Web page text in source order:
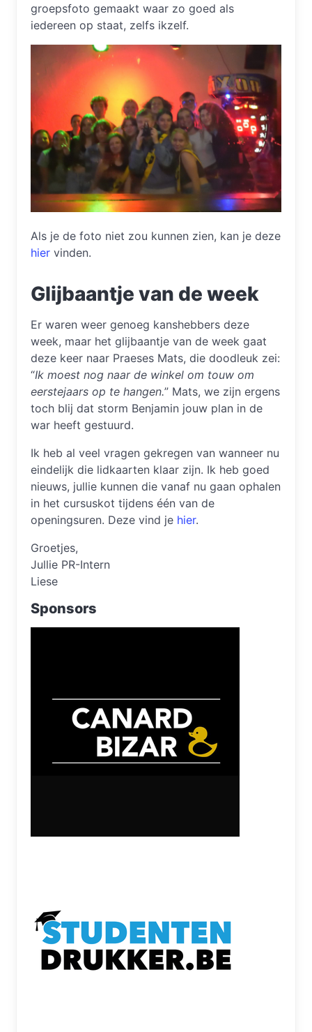
groepsfoto gemaakt waar zo goed als
iedereen op staat, zelfs ikzelf.
Als je de foto niet zou kunnen zien, kan je deze
hier vinden.
Glijbaantje van de week
Er waren weer genoeg kanshebbers deze
week, maar het glijbaantje van de week gaat
deze keer naar Praeses Mats, die doodleuk zei:
“Ik moest nog naar de winkel om touw om
eerstejaars op te hangen.” Mats, we zijn ergens
toch blij dat storm Benjamin jouw plan in de
war heeft gestuurd.
Ik heb al veel vragen gekregen van wanneer nu
eindelijk die lidkaarten klaar zijn. Ik heb goed
nieuws, jullie kunnen die vanaf nu gaan ophalen
in het cursuskot tijdens één van de
openingsuren. Deze vind je hier.
Groetjes,
Jullie PR-Intern
Liese
Sponsors